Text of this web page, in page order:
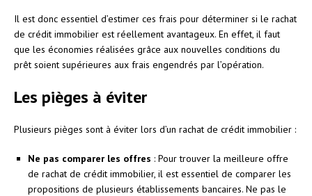
Il est donc essentiel d’estimer ces frais pour déterminer si le rachat
de crédit immobilier est réellement avantageux. En effet, il faut
que les économies réalisées grâce aux nouvelles conditions du
prêt soient supérieures aux frais engendrés par l’opération.
Les pièges à éviter
Plusieurs pièges sont à éviter lors d’un rachat de crédit immobilier :
Ne pas comparer les offres : Pour trouver la meilleure offre
de rachat de crédit immobilier, il est essentiel de comparer les
propositions de plusieurs établissements bancaires. Ne pas le